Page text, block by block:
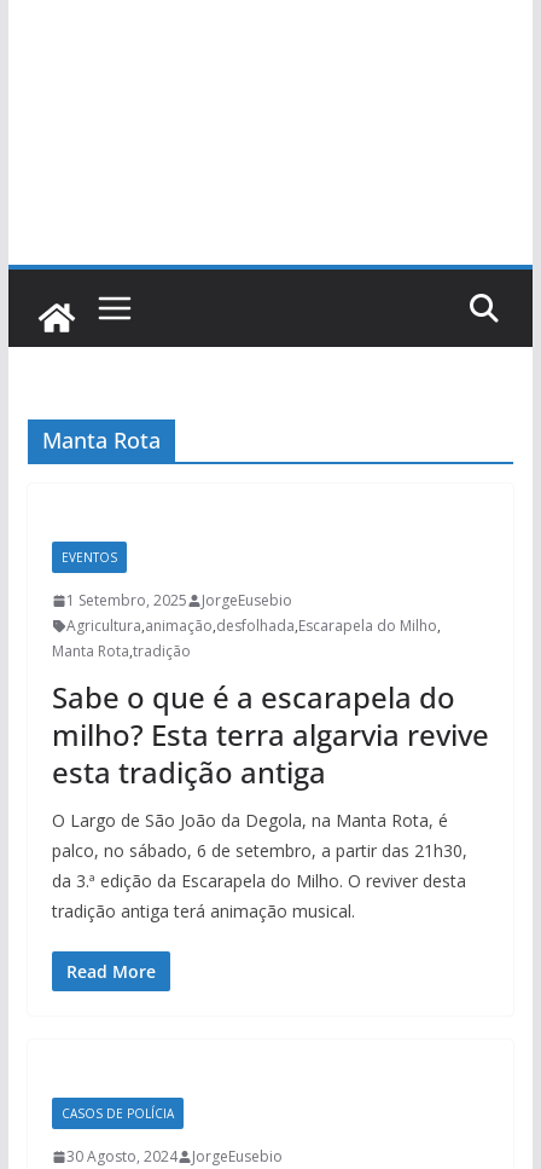
Manta Rota
EVENTOS
1 Setembro, 2025
JorgeEusebio
Agricultura,animação,desfolhada,Escarapela do Milho,
Manta Rota,tradição
Sabe o que é a escarapela do
milho? Esta terra algarvia revive
esta tradição antiga
O Largo de São João da Degola, na Manta Rota, é
palco, no sábado, 6 de setembro, a partir das 21h30,
da 3.ª edição da Escarapela do Milho. O reviver desta
tradição antiga terá animação musical.
Read More
CASOS DE POLÍCIA
30 Agosto, 2024
JorgeEusebio